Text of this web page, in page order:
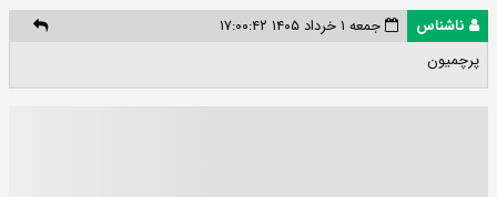
ناشناس
جمعه ۱ خرداد ۱۴۰۵ ۱۷:۰۰:۴۲
پرچمیون